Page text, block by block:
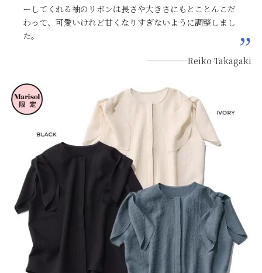
ーしてくれる袖のリボンは長さや大きさにもとことんこだ
わって、可愛いけれど甘くなりすぎないように調整しまし
た。
─────Reiko Takagaki